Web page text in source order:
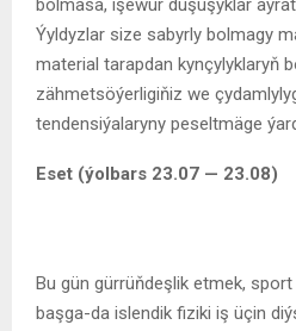
bolmasa, işewür duşuşyklar
Ýyldyzlar size sabyrly bolmagy
material tarapdan kynçylyklaryň
zähmetsöýerligiňiz we
tendensiýalaryny peseltmäge
Eset (ýolbars 23.07 — 23.08)
Bu gün gürrüňdeşlik etmek,
başga-da islendik fiziki iş üçin